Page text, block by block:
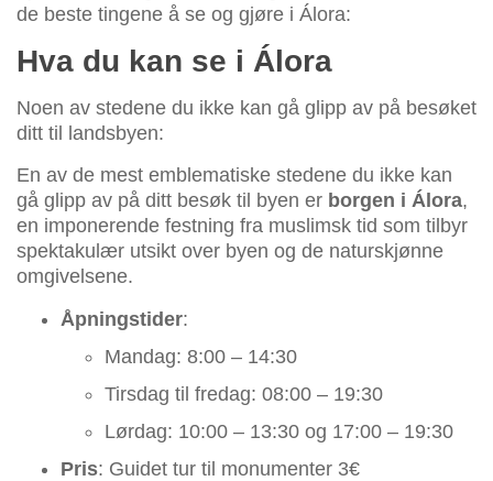
de beste tingene å se og gjøre i Álora:
Hva du kan se i Álora
Noen av stedene du ikke kan gå glipp av på besøket
ditt til landsbyen:
En av de mest emblematiske stedene du ikke kan
gå glipp av på ditt besøk til byen er borgen i Álora,
en imponerende festning fra muslimsk tid som tilbyr
spektakulær utsikt over byen og de naturskjønne
omgivelsene.
Åpningstider:
Mandag: 8:00 – 14:30
Tirsdag til fredag: 08:00 – 19:30
Lørdag: 10:00 – 13:30 og 17:00 – 19:30
Pris: Guidet tur til monumenter 3€